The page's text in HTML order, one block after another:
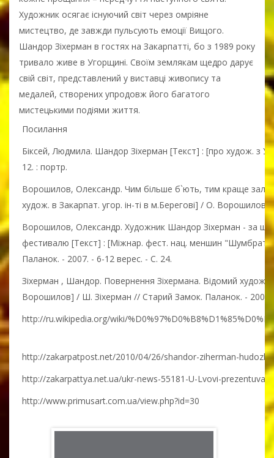
Художник осягає існуючий світ через омріяне
мистецтво, де завжди пульсують емоції Вищого.
Шандор Зіхерман в гостях на Закарпатті, бо з 1989 року
тривало живе в Угорщині. Своїм землякам щедро дарує
свій світ, представлений у виставці живопису та
медалей, створених упродовж його багатого
мистецькими подіями життя.
Посилання
Біксей, Людмила. Шандор Зіхерман [Текст] : [про худож. з
12. : портр.
Ворошилов, Олександр. Чим більше б`ють, тим краще
худож. в Закарпат. угор. ін-ті в м.Берегові] / О.
Ворошилов, Олександр. Художник Шандор Зіхерман - за
фестивалю [Текст] : [Міжнар. фест. нац. меншин "Шумбрат,
Паланок. - 2007. - 6-12 верес. - С. 24.
Зіхерман , Шандор. Повернення Зіхермана. Відомий
Ворошилов] / Ш. Зіхерман // Старий Замок. Паланок. -
http://ru.wikipedia.org/wiki/
http://zakarpatpost.net/2010/04/26/shandor-ziherman-
http://zakarpattya.net.ua/ukr-news-55181-U-Lvovi-
http://www.primusart.com.ua/view.php?id=30